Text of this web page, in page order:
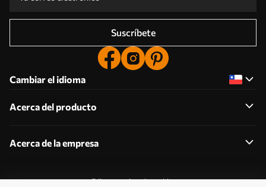
Suscríbete
Cambiar el idioma
Acerca del producto
Acerca de la empresa
Editar permisos de cookies